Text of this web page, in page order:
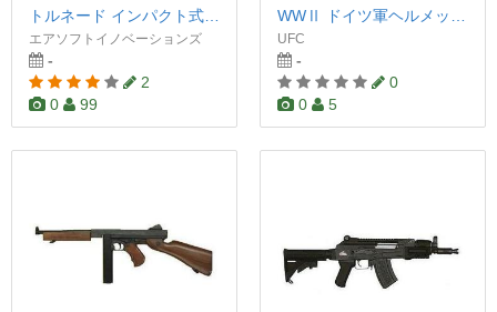
トルネード インパクト式ガスグレネード
エアソフトイノベーションズ
-
2
0
99
WWⅡ ドイツ軍ヘルメット ブラック
UFC
-
0
0
5